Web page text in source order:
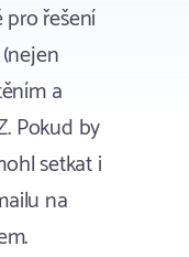
řešení
a
Pokud by
setkat i
na